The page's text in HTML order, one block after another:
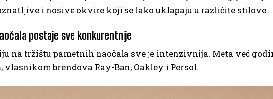
i nosive okvire koji se lako uklapaju u različite stilove.
postaje sve konkurentnije
na tržištu pametnih naočala sve je intenzivnija. Meta već
brendova Ray-Ban, Oakley i Persol.